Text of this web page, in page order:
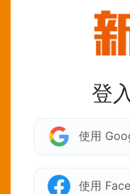
登
使用
使用